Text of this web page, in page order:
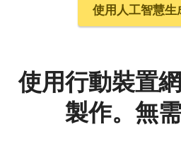
使用人工智慧生
使用行動裝置
製作。無需